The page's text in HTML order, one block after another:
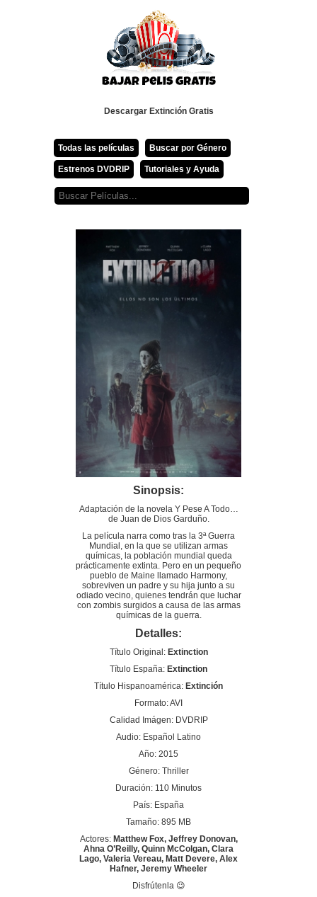
Descargar Extinción Gratis
Todas las películas Buscar por Género
Estrenos DVDRIP Tutoriales y Ayuda
Sinopsis:
Adaptación de la novela Y Pese A Todo…
de Juan de Dios Garduño.
La película narra como tras la 3ª Guerra
Mundial, en la que se utilizan armas
químicas, la población mundial queda
prácticamente extinta. Pero en un pequeño
pueblo de Maine llamado Harmony,
sobreviven un padre y su hija junto a su
odiado vecino, quienes tendrán que luchar
con zombis surgidos a causa de las armas
químicas de la guerra.
Detalles:
Título Original: Extinction
Título España: Extinction
Título Hispanoamérica: Extinción
Formato: AVI
Calidad Imágen: DVDRIP
Audio: Español Latino
Año: 2015
Género: Thriller
Duración: 110 Minutos
País: España
Tamaño: 895 MB
Actores: Matthew Fox, Jeffrey Donovan,
Ahna O’Reilly, Quinn McColgan, Clara
Lago, Valeria Vereau, Matt Devere, Alex
Hafner, Jeremy Wheeler
Disfrútenla 😉